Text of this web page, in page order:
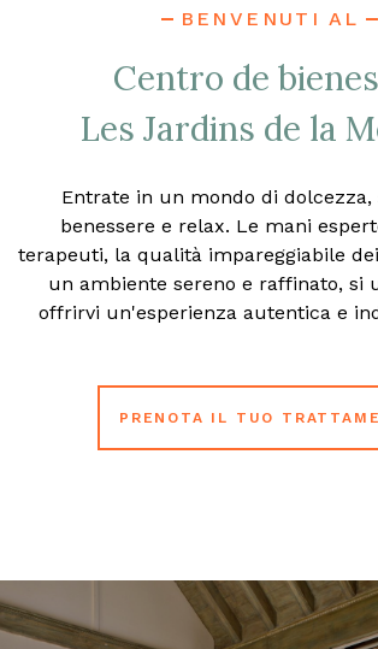
BENVENUTI AL
Centro de
Les Jardins de la
Entrate in un mondo di dolcezza,
benessere e relax. Le mani
terapeuti, la qualità impareggiabile
un ambiente sereno e raffinato, si
offrirvi un'esperienza autentica e
PRENOTA IL TUO